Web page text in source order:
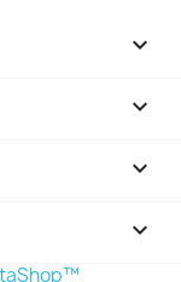



keyboard_arrow_down